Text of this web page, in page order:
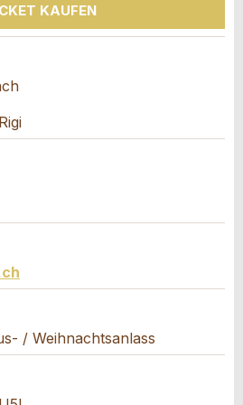
wird eine Kopie der E-Mail
KAUFEN
für die
Anzeige.
/ Weihnachtsanlass